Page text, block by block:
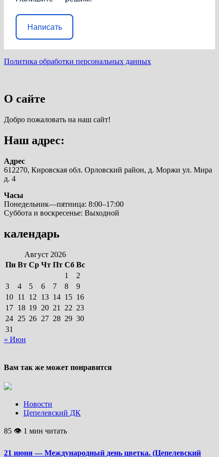
Написать
Политика обработки персональных данных
О сайте
Добро пожаловать на наш сайт!
Наш адрес:
Адрес
612270, Кировская обл. Орловский район, д. Моржи ул. Мира
д. 4
Часы
Понедельник—пятница: 8:00–17:00
Суббота и воскресенье: Выходной
календарь
Август 2026
Пн Вт Ср Чт Пт Сб Вс
1
2
3
4 5 6 7 8
9
10 11 12 13 14 15 16
17 18 19 20 21 22 23
24 25 26 27 28 29 30
31
« Июн
Вам так же может понравится
Новости
Цепелевский ДК
85 👁 1 мин читать
21 июня — Международный день цветка. (Цепелевский